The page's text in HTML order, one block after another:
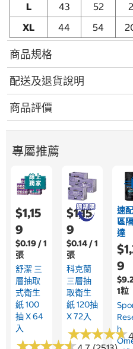
L
43 52
XL
44 54
商品規格
配送及退貨說明
商品評價
專屬推薦
$1,15
9
$0.19 / 1
張
舒潔 三
層抽取
式衛生
紙 100
抽 X 64
入
$1,15
9
$0.14 / 1
張
科克蘭
三層抽
取衛生
紙 120抽
X 72入
★★★★★
★★★★★
速
區
達
9
1粒
H